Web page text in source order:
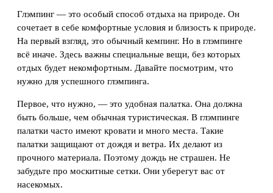
Глэмпинг — это особый способ отдыха на природе. Он
сочетает в себе комфортные условия и близость к природе.
На первый взгляд, это обычный кемпинг. Но в глэмпинге
всё иначе. Здесь важны специальные вещи, без которых
отдых будет некомфортным. Давайте посмотрим, что
нужно для успешного глэмпинга.
Первое, что нужно, — это удобная палатка. Она должна
быть больше, чем обычная туристическая. В глэмпинге
палатки часто имеют кровати и много места. Такие
палатки защищают от дождя и ветра. Их делают из
прочного материала. Поэтому дождь не страшен. Не
забудьте про москитные сетки. Они уберегут вас от
насекомых.